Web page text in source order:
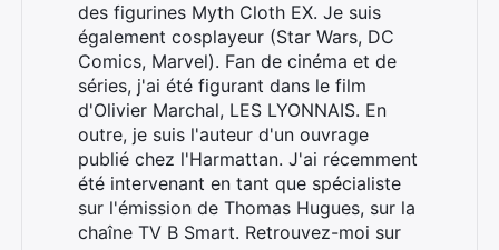
des figurines Myth Cloth EX. Je suis
également cosplayeur (Star Wars, DC
Comics, Marvel). Fan de cinéma et de
séries, j'ai été figurant dans le film
d'Olivier Marchal, LES LYONNAIS. En
outre, je suis l'auteur d'un ouvrage
publié chez l'Harmattan. J'ai récemment
été intervenant en tant que spécialiste
sur l'émission de Thomas Hugues, sur la
chaîne TV B Smart. Retrouvez-moi sur